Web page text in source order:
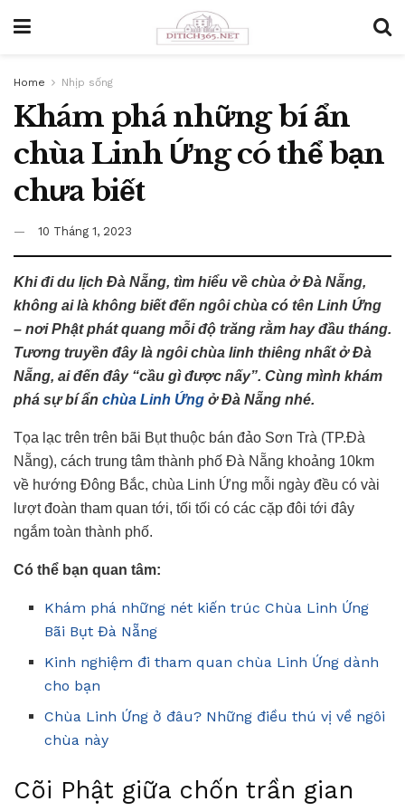
Home Nhịp sống
Khám phá những bí ẩn
chùa Linh Ứng có thể bạn
chưa biết
10 Tháng 1, 2023
Khi đi du lịch Đà Nẵng, tìm hiểu về chùa ở Đà Nẵng,
không ai là không biết đến ngôi chùa có tên Linh Ứng
– nơi Phật phát quang mỗi độ trăng rằm hay đầu tháng.
Tương truyền đây là ngôi chùa linh thiêng nhất ở Đà
Nẵng, ai đến đây “cầu gì được nấy”. Cùng mình khám
phá sự bí ẩn chùa Linh Ứng ở Đà Nẵng nhé.
Tọa lạc trên trên bãi Bụt thuộc bán đảo Sơn Trà (TP.Đà
Nẵng), cách trung tâm thành phố Đà Nẵng khoảng 10km
về hướng Đông Bắc, chùa Linh Ứng mỗi ngày đều có vài
lượt đoàn tham quan tới, tối tối có các cặp đôi tới đây
ngắm toàn thành phố.
Có thể bạn quan tâm:
Khám phá những nét kiến trúc Chùa Linh Ứng
Bãi Bụt Đà Nẵng
Kinh nghiệm đi tham quan chùa Linh Ứng dành
cho bạn
Chùa Linh Ứng ở đâu? Những điều thú vị về ngôi
chùa này
Cõi Phật giữa chốn trần gian